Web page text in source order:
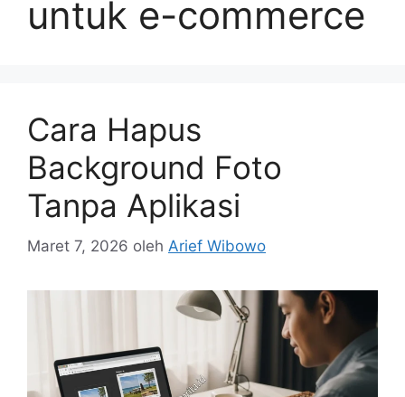
untuk e-commerce
Cara Hapus
Background Foto
Tanpa Aplikasi
Maret 7, 2026 oleh Arief Wibowo